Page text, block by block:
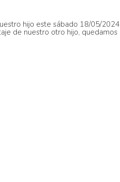
hijo este sábado 18/05/
de nuestro otro hijo, quedamos